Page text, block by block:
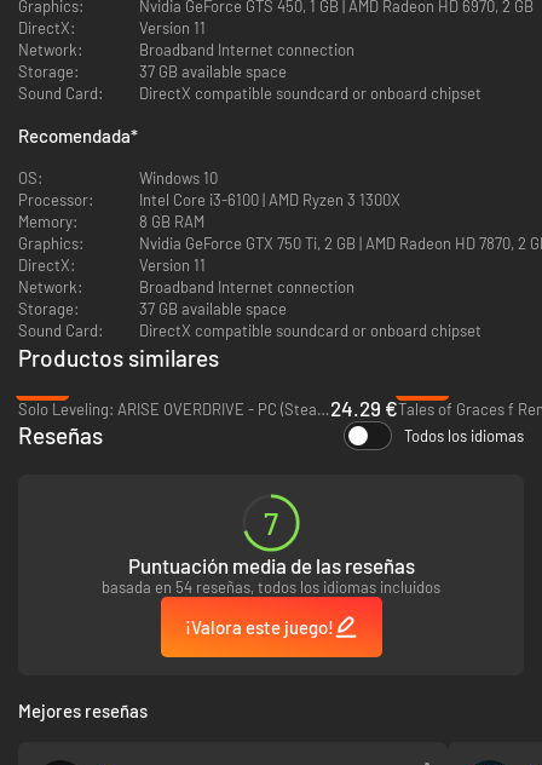
Captain Tsubasa: Rise of New Champions es un juego de fútbol de
novedoso, pero con la acción trepidante y los tiros imposibles de siempre.
Crea personajes con nuevas aptitudes y habilidades y usa tu «dream
VERSUS DE 4 JUGADORES
Compite con amigos en partidos sin conexión de hasta 4 jugadores.
ONLINE
Compite en diversos modos en red y obtén trofeos y recompensas.
2 MODOS HISTORIA
Revive momentos del anime o forma parte del mundo de Captain
Graphics:
Nvidia GeForce GTS 450, 1 GB | AMD Radeon HD 6970, 2 GB
DirectX:
Version 11
Network:
Broadband Internet connection
Storage:
37 GB available space
Sound Card:
DirectX compatible soundcard or onboard chipset
Recomendada*
OS:
Windows 10
Processor:
Intel Core i3-6100 | AMD Ryzen 3 1300X
Memory:
8 GB RAM
Graphics:
Nvidia GeForce GTX 750 Ti, 2 GB | AMD Radeon HD 7870, 2
DirectX:
Version 11
Network:
Broadband Internet connection
Storage:
37 GB available space
Sound Card:
DirectX compatible soundcard or onboard chipset
Productos similares
Solo Leveling: ARISE OVERDRIVE - PC (Steam)24.29 €Tales of Graces f
Reseñas Todos los idiomas
7
Puntuación media de las reseñas
basada en 54 reseñas, todos los idiomas incluidos
¡Valora este juego!
Mejores reseñas